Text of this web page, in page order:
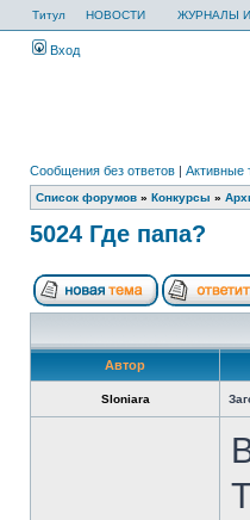
Титул НОВОСТИ ЖУРНАЛЫ
Вход
Сообщения без ответов | Активные
Список форумов » Конкурсы »
5024 Где папа?
Автор
Sloniara